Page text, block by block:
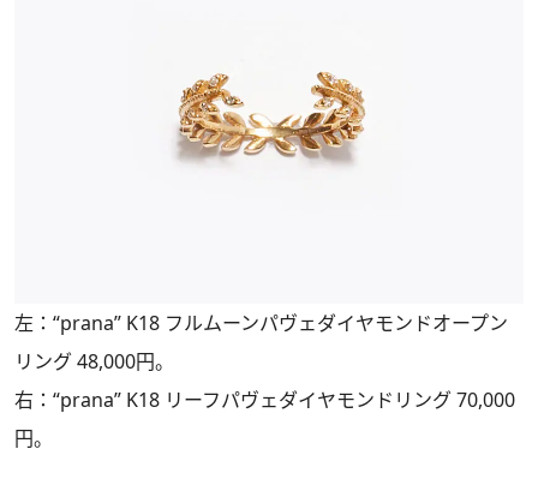
左：“prana” K18 フルムーンパヴェダイヤモンドオープン
リング 48,000円。
右：“prana” K18 リーフパヴェダイヤモンドリング 70,000
円。